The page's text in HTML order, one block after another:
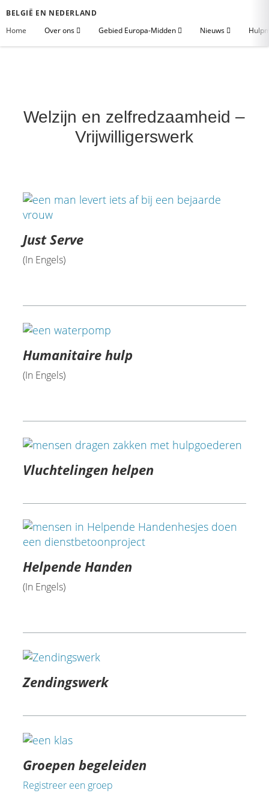
BELGIË EN NEDERLAND
Home
Over ons Gebied Europa-Midden Nieuws
Welzijn en zelfredzaamheid –
Vrijwilligerswerk
Just Serve
(In Engels)
Humanitaire hulp
(In Engels)
Vluchtelingen helpen
Helpende Handen
(In Engels)
Zendingswerk
Groepen begeleiden
Registreer een groep